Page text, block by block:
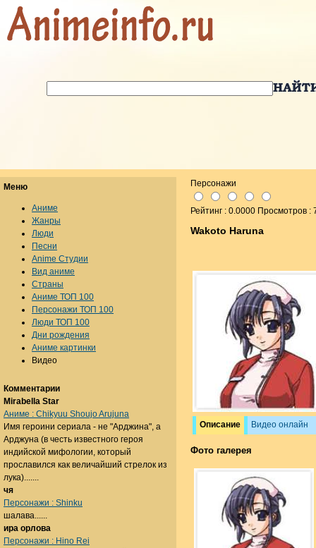
Персонажи
Рейтинг : 0.0000 Просмотров :
Wakoto Haruna
Описание Видео онлайн
Фото галерея
Меню
Аниме
Жанры
Люди
Песни
Anime Студии
Вид аниме
Страны
Аниме ТОП 100
Персонажи ТОП 100
Люди ТОП 100
Дни рождения
Аниме картинки
Видео
Комментарии
Mirabella Star
Аниме : Chikyuu Shoujo Arujuna
Имя героини сериала - не "Арджина", а
Арджуна (в честь известного героя
индийской мифологии, который
прославился как величайший стрелок из
лука).......
чя
Персонажи : Shinku
шалава......
ира орлова
Персонажи : Hino Rei